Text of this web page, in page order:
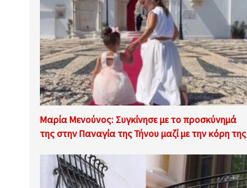
Μαρία Μενούνος: Συγκίνησε με το προσκύνημά
της στην Παναγία της Τήνου μαζί με την κόρη της